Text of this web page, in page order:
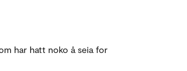
har hatt noko å seia for